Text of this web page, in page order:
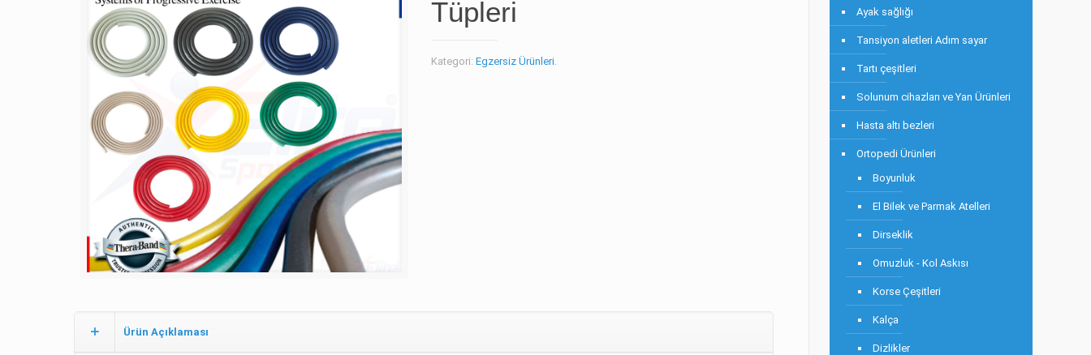
Tüpleri
Kategori: Egzersiz Ürünleri.
Ürün Açıklaması
Ayak sağlığı
Tansiyon aletleri Adım sayar
Tartı çeşitleri
Solunum cihazları ve Yan Ürünleri
Hasta altı bezleri
Ortopedi Ürünleri
Boyunluk
El Bilek ve Parmak Atelleri
Dirseklik
Omuzluk - Kol Askısı
Korse Çeşitleri
Kalça
Dizlikler